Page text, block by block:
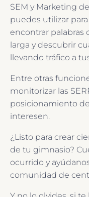
SEM y Marketing
puedes utilizar
encontrar palabras
larga y descubrir
llevando tráfico a
Entre otras
monitorizar las
posicionamiento
interesen.
¿Listo para crear
de tu gimnasio?
ocurrido y
comunidad de